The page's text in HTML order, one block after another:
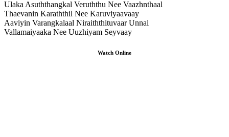
Ulaka Asuththangkal Veruththu Nee Vaazhnthaal
Thaevanin Karaththil Nee Karuviyaavaay
Aaviyin Varangkalaal Niraiththituvaar Unnai
Vallamaiyaaka Nee Uuzhiyam Seyvaay
Watch Online